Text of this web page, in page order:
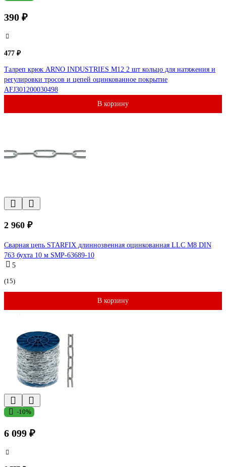
390 ₽
477 ₽
Талреп крюк ARNO INDUSTRIES М12 2 шт кольцо для натяжения и
регулировки тросов и цепей оцинкованное покрытие
AFJ301200030498
В корзину
2 960 ₽
Сварная цепь STARFIX длиннозвенная оцинкованная LLC М8 DIN
763 бухта 10 м SMP-63689-10
5
(15)
В корзину
-10%
6 099 ₽